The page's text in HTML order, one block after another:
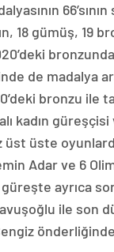
18 gümüş, 19
de madalya
bronzu ile
kadın güreşçisi
üst üste
Adar ve 6
güreşte ayrıca
ile son